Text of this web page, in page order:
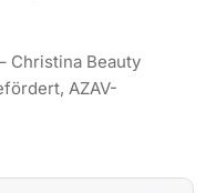
Christina Beauty
AZAV-